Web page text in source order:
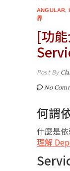
ANGULAR,
界
[功
Post By
No
何謂
什麼是
理解